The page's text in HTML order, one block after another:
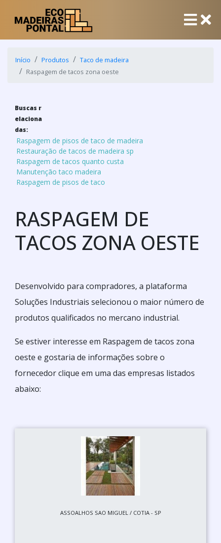
Início Produtos
Taco de madeira
Raspagem de tacos zona oeste
Buscas r
elaciona
das:
Raspagem de pisos de taco de madeira
Restauração de tacos de madeira sp
Raspagem de tacos quanto custa
Manutenção taco madeira
Raspagem de pisos de taco
RASPAGEM DE
TACOS ZONA OESTE
Desenvolvido para compradores, a plataforma
Soluções Industriais selecionou o maior número de
produtos qualificados no mercano industrial.
Se estiver interesse em Raspagem de tacos zona
oeste e gostaria de informações sobre o
fornecedor clique em uma das empresas listados
abaixo:
ASSOALHOS SAO MIGUEL / COTIA - SP